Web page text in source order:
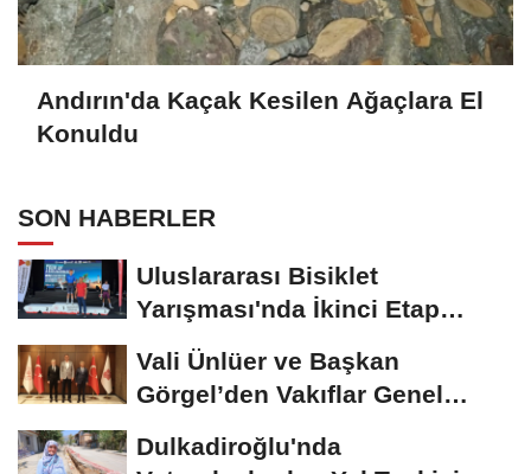
Andırın'da Kaçak Kesilen Ağaçlara El
Konuldu
SON HABERLER
Uluslararası Bisiklet
Yarışması'nda İkinci Etap
Nefes Kesti
Vali Ünlüer ve Başkan
Görgel’den Vakıflar Genel
Dulkadiroğlu'nda